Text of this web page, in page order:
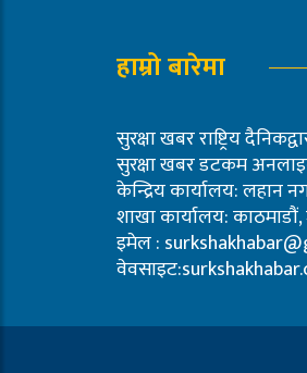
हाम्रो बारेमा
सुरक्षा खबर राष्ट्रिय
सुरक्षा खबर डटकम
केन्द्रिय कार्यालय: लहान
शाखा कार्यालय:
इमेल :